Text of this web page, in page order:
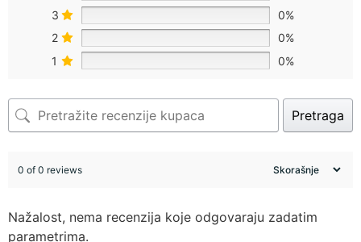
3
0%
2
0%
1
0%
Pretraga
0 of 0 reviews
Nažalost, nema recenzija koje odgovaraju zadatim
parametrima.